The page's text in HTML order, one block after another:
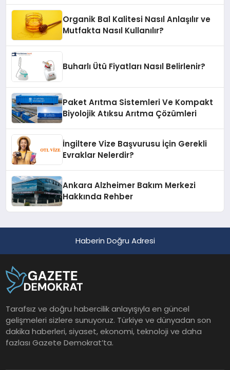
Organik Bal Kalitesi Nasıl Anlaşılır ve
Mutfakta Nasıl Kullanılır?
Buharlı Ütü Fiyatları Nasıl Belirlenir?
Paket Arıtma Sistemleri Ve Kompakt
Biyolojik Atıksu Arıtma Çözümleri
İngiltere Vize Başvurusu İçin Gerekli
Evraklar Nelerdir?
Ankara Alzheimer Bakım Merkezi
Hakkında Rehber
Haberin Doğru Adresi
Tarafsız ve doğru habercilik anlayışıyla en güncel
gelişmeleri sizlere sunuyoruz. Türkiye ve dünyadan son
dakika haberleri, siyaset, ekonomi, teknoloji ve daha
fazlası Gazete Demokrat’ta.